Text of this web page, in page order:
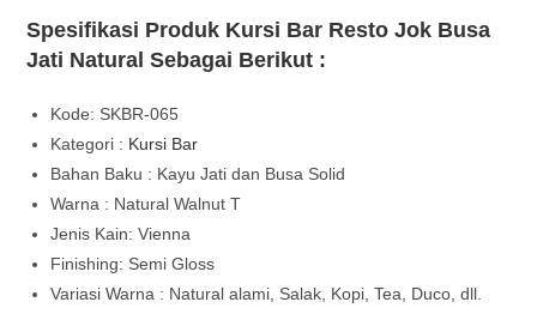
Spesifikasi Produk Kursi Bar Resto Jok Busa
Jati Natural Sebagai Berikut :
Kode: SKBR-065
Kategori : Kursi Bar
Bahan Baku : Kayu Jati dan Busa Solid
Warna : Natural Walnut T
Jenis Kain: Vienna
Finishing: Semi Gloss
Variasi Warna : Natural alami, Salak, Kopi, Tea, Duco, dll.